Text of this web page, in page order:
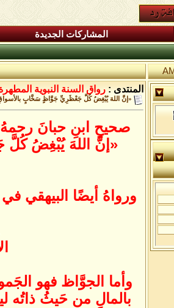
المشاركات الجديدة
المنتدى : رواق السنة النبوية
«إنَّ اللهَ يُبْغِضُ كُلَّ جَعْظَرِيِّ جَوَّاظٍ سَخَّابٍ بالأسواقِ
صحيحِ ابنِ حبانَ
«إنَّ اللهَ يُبْغِضُ كُلَّ
ورواهُ أيضًا البيهقي
وأما الجوَّاظ فهو
بالمالِ من حَيثُ ذاتُه